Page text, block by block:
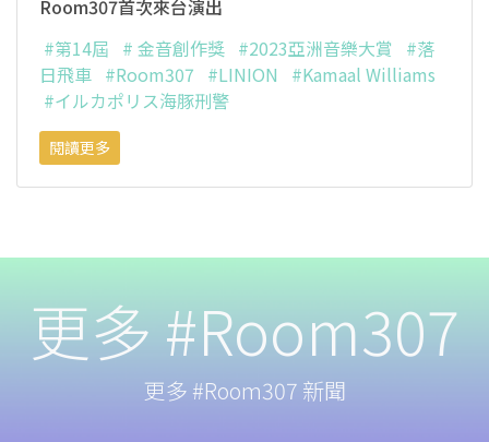
Room307首次來台演出
#第14屆 # 金音創作獎 #2023亞洲音樂大賞
#落
日飛車 #Room307 #LINION
#Kamaal Williams
#イルカポリス海豚刑警
閱讀更多
更多 #Room307
更多 #Room307 新聞